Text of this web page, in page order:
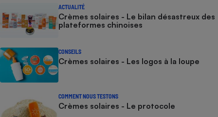
ACTUALITÉ
Crèmes solaires - Le bilan désastreux des
plateformes chinoises
CONSEILS
Crèmes solaires - Les logos à la loupe
COMMENT NOUS TESTONS
Crèmes solaires - Le protocole